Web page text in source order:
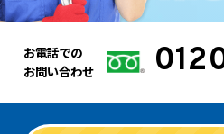
お電話での
お問い合わせ